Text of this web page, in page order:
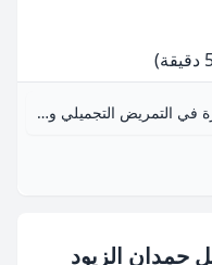
ممرضة عمليات، دبلوم إدارة طبية، خبرة في التمريض التجميلي والعناية المنزلية.
حمدان الزيود